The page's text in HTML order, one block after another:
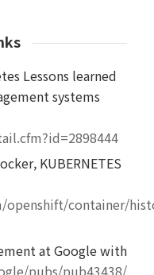
Lessons learned
systems
KUBERNETES
container/
at Google with
pubs/pub43438/